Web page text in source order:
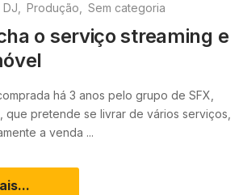
DJ Produção Sem categoria
o serviço streaming e
há 3 anos pelo grupo de SFX,
que pretende se livrar de vários serviços,
a venda ...